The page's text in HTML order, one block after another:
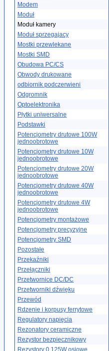
Modem
Moduł
Moduł kamery
Moduł sprzegajacy
Mostki przewlekane
Mostki SMD
Obudowa PC/CS
Obwody drukowane
odbiornik podczerwieni
Odgromnik
Optoelektronika
Płytki uniwersalne
Podstawki
Potencjometry drutowe 100W
jednoobrotowe
Potencjometry drutowe 10W
jednoobrotowe
Potencjometry drutowe 20W
jednoobrotowe
Potencjometry drutowe 40W
jednoobrotowe
Potencjometry drutowe 4W
jednoobrotowe
Potencjometry montażowe
Potencjometry precyzyjne
Potencjometry SMD
Pozostałe
Przekaźniki
Przełączniki
Przetwornice DC/DC
Przetworniki dźwięku
Przewód
Rdzenie i korpusy ferrytowe
Regulatory napięcia
Rezonatory ceramiczne
Rezystor bezpiecznikowy
Rezystory 0.125W osiowe